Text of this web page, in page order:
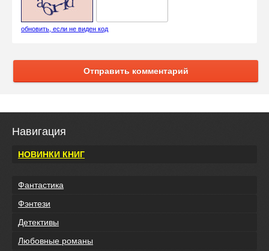
обновить, если не виден код
Отправить комментарий
Навигация
НОВИНКИ КНИГ
Фантастика
Фэнтези
Детективы
Любовные романы